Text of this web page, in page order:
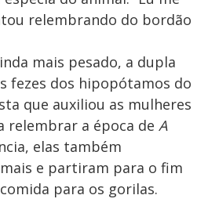
relembrando do bordão
mais pesado, a dupla
fezes dos hipopótamos do
que auxiliou as mulheres
relembrar a época de A
elas também
e partiram para o fim
para os gorilas.